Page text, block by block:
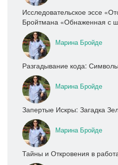
Исследовательское эссе
Бройтмана «Обнаженная с
Марина Бройде
Разгадывание кода:
Марина Бройде
Запертые Искры: Загадка
Марина Бройде
Тайны и Откровения в